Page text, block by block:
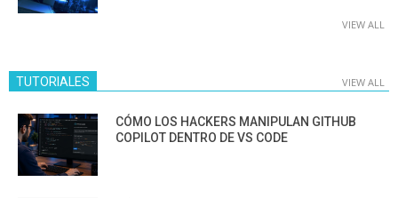
VIEW ALL
TUTORIALES VIEW ALL
CÓMO LOS HACKERS MANIPULAN GITHUB
COPILOT DENTRO DE VS CODE